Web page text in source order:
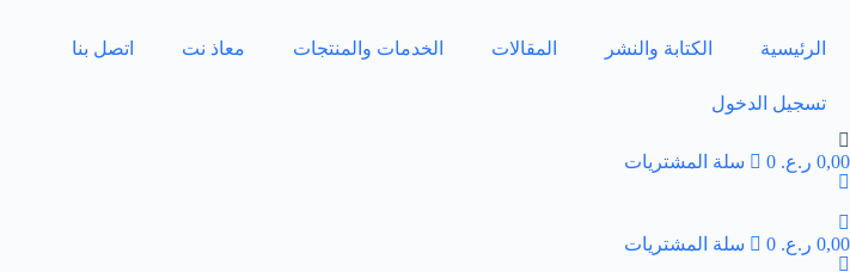
المحتوى
الرئيسية الكتابة والنشر المقالات الخدمات والمنتجات معاذ نت اتصل بنا
تسجيل الدخول
0,00 ر.ع. 0 سلة المشتريات
0,00 ر.ع. 0 سلة المشتريات